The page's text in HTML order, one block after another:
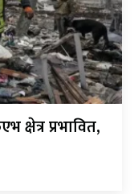
क्षेत्र प्रभावित,